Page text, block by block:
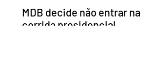
MDB decide não entrar na
corrida presidencial